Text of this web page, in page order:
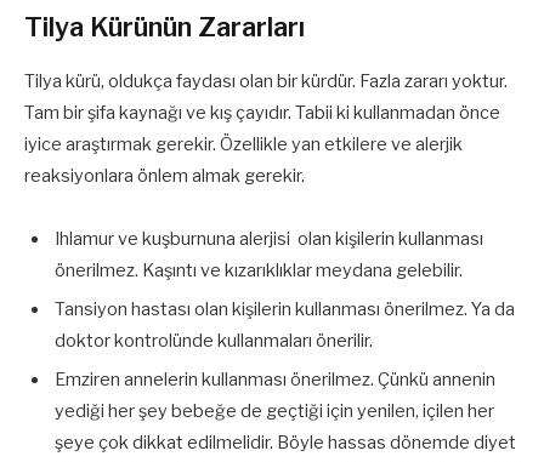
Tilya Kürünün Zararları
Tilya kürü, oldukça faydası olan bir kürdür. Fazla zararı yoktur.
Tam bir şifa kaynağı ve kış çayıdır. Tabii ki kullanmadan önce
iyice araştırmak gerekir. Özellikle yan etkilere ve alerjik
reaksiyonlara önlem almak gerekir.
Ihlamur ve kuşburnuna alerjisi olan kişilerin kullanması
önerilmez. Kaşıntı ve kızarıklıklar meydana gelebilir.
Tansiyon hastası olan kişilerin kullanması önerilmez. Ya da
doktor kontrolünde kullanmaları önerilir.
Emziren annelerin kullanması önerilmez. Çünkü annenin
yediği her şey bebeğe de geçtiği için yenilen, içilen her
şeye çok dikkat edilmelidir. Böyle hassas dönemde diyet